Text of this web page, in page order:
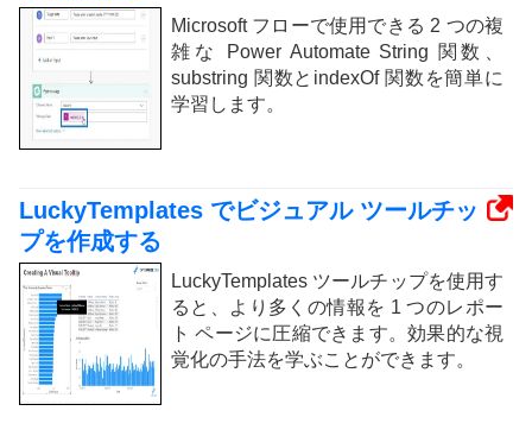
Microsoft フローで使用できる 2 つの複
雑な Power Automate String 関数、
substring 関数とindexOf 関数を簡単に
学習します。
LuckyTemplates でビジュアル ツールチッ
プを作成する
LuckyTemplates ツールチップを使用す
ると、より多くの情報を 1 つのレポー
ト ページに圧縮できます。効果的な視
覚化の手法を学ぶことができます。